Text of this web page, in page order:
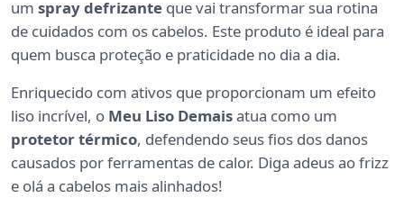
um spray defrizante que vai transformar sua rotina
de cuidados com os cabelos. Este produto é ideal para
quem busca proteção e praticidade no dia a dia.
Enriquecido com ativos que proporcionam um efeito
liso incrível, o Meu Liso Demaisatua como um
protetor térmico, defendendo seus fios dos danos
causados por ferramentas de calor. Diga adeus ao frizz
e olá a cabelos mais alinhados!